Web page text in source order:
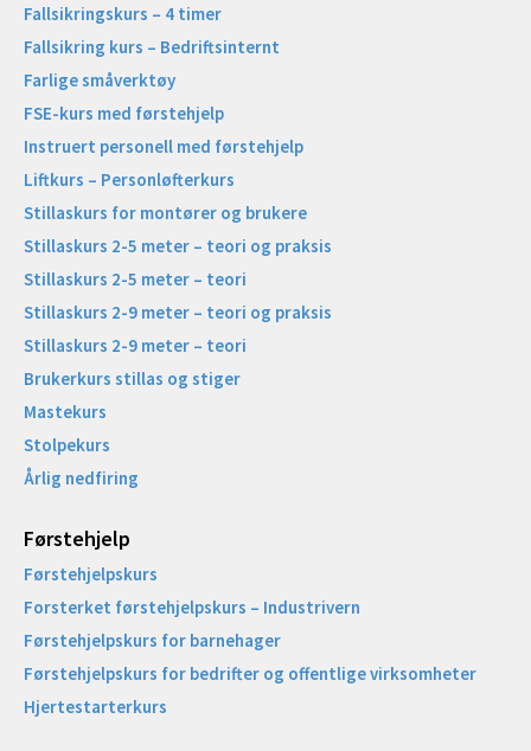
Fallsikringskurs – 4 timer
Fallsikring kurs – Bedriftsinternt
Farlige småverktøy
FSE-kurs med førstehjelp
Instruert personell med førstehjelp
Liftkurs – Personløfterkurs
Stillaskurs for montører og brukere
Stillaskurs 2-5 meter – teori og praksis
Stillaskurs 2-5 meter – teori
Stillaskurs 2-9 meter – teori og praksis
Stillaskurs 2-9 meter – teori
Brukerkurs stillas og stiger
Mastekurs
Stolpekurs
Årlig nedfiring
Førstehjelp
Førstehjelpskurs
Forsterket førstehjelpskurs – Industrivern
Førstehjelpskurs for barnehager
Førstehjelpskurs for bedrifter og offentlige virksomheter
Hjertestarterkurs